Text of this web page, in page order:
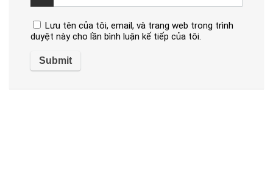
Lưu tên của tôi, email, và trang web trong trình
duyệt này cho lần bình luận kế tiếp của tôi.